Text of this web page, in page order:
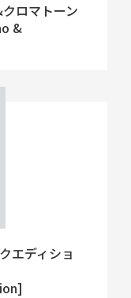
ロマトーン
&
エディショ